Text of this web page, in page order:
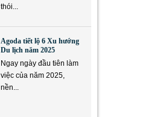
thói...
Agoda tiết lộ 6 Xu hướng
Du lịch năm 2025
Ngay ngày đầu tiên làm
việc của năm 2025,
nền...